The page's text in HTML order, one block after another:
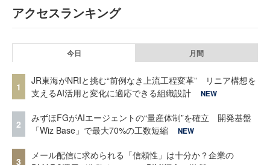
アクセスランキング
今日 月間
1
JR東海がNRIと挑む“前例なき上流工程変革” リニア構想を
支えるAI活用と変化に適応できる組織設計
NEW
2
みずほFGがAIエージェントの“量産体制”を確立 開発基盤
「Wiz Base」で最大70%の工数短縮
NEW
3
メール配信に求められる「信頼性」は十分か？企業の